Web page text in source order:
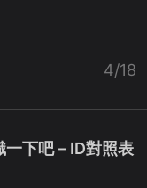
4/18
一下吧－ID對照表